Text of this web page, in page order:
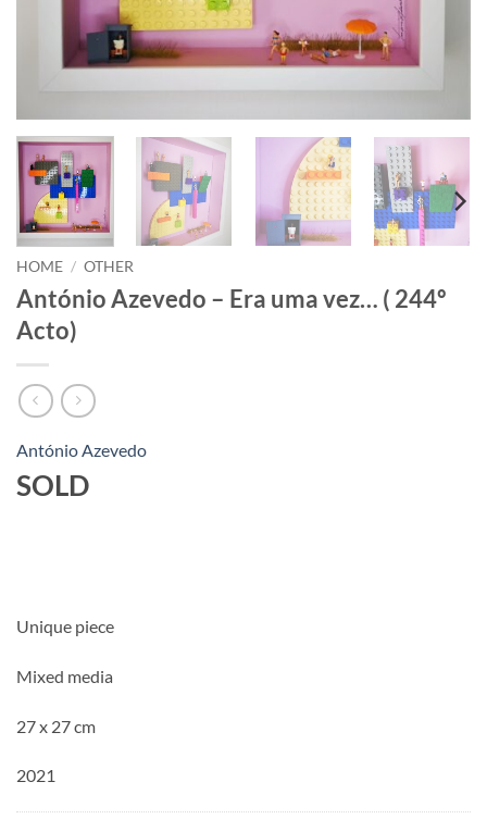
HOME / OTHER
António Azevedo – Era uma vez… ( 244º
Acto)
António Azevedo
SOLD
Unique piece
Mixed media
27 x 27 cm
2021